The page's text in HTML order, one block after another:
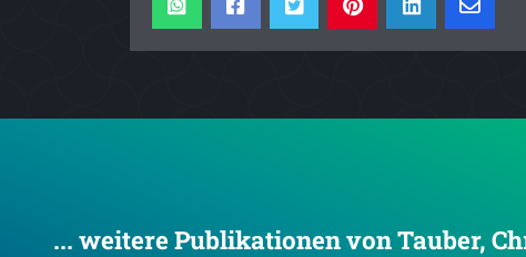
... weitere Publikationen von Tauber,